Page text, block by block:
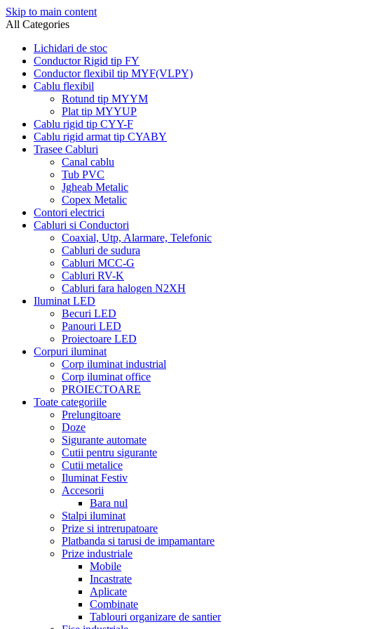
Skip to main content
All Categories
Lichidari de stoc
Conductor Rigid tip FY
Conductor flexibil tip MYF(VLPY)
Cablu flexibil
Rotund tip MYYM
Plat tip MYYUP
Cablu rigid tip CYY-F
Cablu rigid armat tip CYABY
Trasee Cabluri
Canal cablu
Tub PVC
Jgheab Metalic
Copex Metalic
Contori electrici
Cabluri si Conductori
Coaxial, Utp, Alarmare, Telefonic
Cabluri de sudura
Cabluri MCC-G
Cabluri RV-K
Cabluri fara halogen N2XH
Iluminat LED
Becuri LED
Panouri LED
Proiectoare LED
Corpuri iluminat
Corp iluminat industrial
Corp iluminat office
PROIECTOARE
Toate categoriile
Prelungitoare
Doze
Sigurante automate
Cutii pentru sigurante
Cutii metalice
Iluminat Festiv
Accesorii
Bara nul
Stalpi iluminat
Prize si intrerupatoare
Platbanda si tarusi de impamantare
Prize industriale
Mobile
Incastrate
Aplicate
Combinate
Tablouri organizare de santier